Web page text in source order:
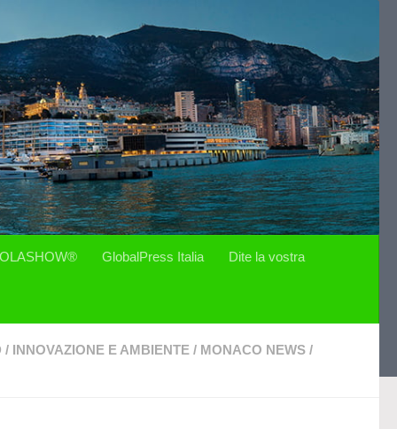
GlobalPress Italia Dite la vostra
/ INNOVAZIONE E AMBIENTE / MONACO NEWS /